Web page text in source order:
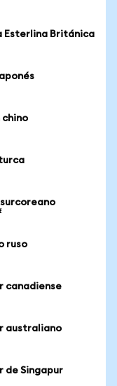
Esterlina Británica
chino
surcoreano
ruso
canadiense
australiano
de Singapur